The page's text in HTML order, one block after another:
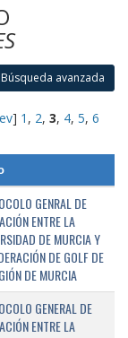
Búsqueda avanzada
] 1 , 2, 3, 4, 5, 6
GENRAL DE
ENTRE LA
DE MURCIA Y
DE GOLF DE
DE MURCIA
GENERAL DE
ENTRE LA